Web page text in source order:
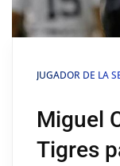
JUGADOR DE LA
Miguel
Tigres